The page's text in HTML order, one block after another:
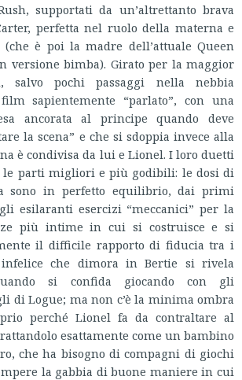
supportati da un’altrettanto brava
perfetta nel ruolo della materna e
è poi la madre dell’attuale Queen
versione bimba). Girato per la maggior
pochi passaggi nella nebbia
sapientemente “parlato”, con una
ancorata al principe quando deve
la scena” e che si sdoppia invece alla
è condivisa da lui e Lionel. I loro duetti
le parti migliori e più godibili: le dosi di
sono in perfetto equilibrio, dai primi
esilaranti esercizi “meccanici” per la
più intime in cui si costruisce e si
il difficile rapporto di fiducia tra i
che dimora in Bertie si rivela
si confida giocando con gli
di Logue; ma non c’è la minima ombra
perché Lionel fa da contraltare al
esattamente come un bambino
che ha bisogno di compagni di giochi
la gabbia di buone maniere in cui